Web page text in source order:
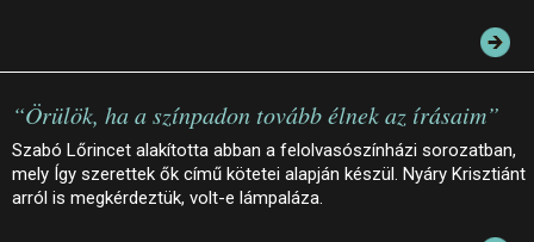
“Örülök, ha a színpadon tovább élnek az írásaim”
Szabó Lőrincet alakította abban a felolvasószínházi sorozatban,
mely Így szerettek ők című kötetei alapján készül. Nyáry Krisztiánt
arról is megkérdeztük, volt-e lámpaláza.